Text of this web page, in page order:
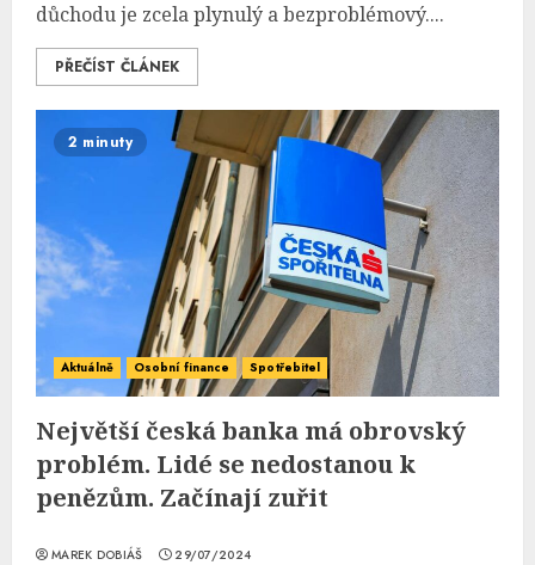
důchodu je zcela plynulý a bezproblémový....
PŘEČÍST ČLÁNEK
2 minuty
Aktuálně Osobní finance Spotřebitel
Největší česká banka má obrovský
problém. Lidé se nedostanou k
penězům. Začínají zuřit
MAREK DOBIÁŠ 29/07/2024